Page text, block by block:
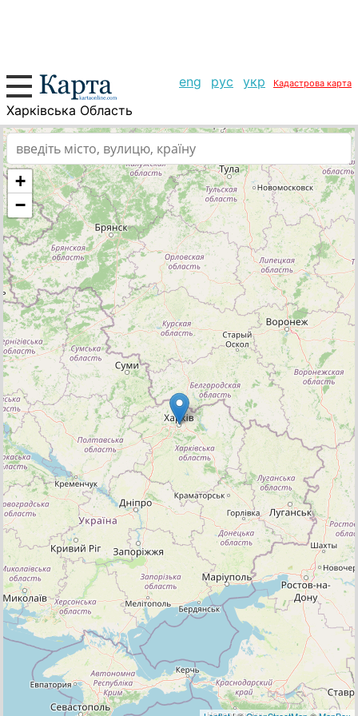
eng рус укр Кадастрова карта
Харківська Область
+
−